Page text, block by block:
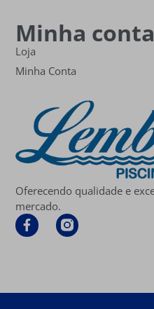
Oferecendo qualidade e
mercado.
Minha conta
Loja
Minha Conta